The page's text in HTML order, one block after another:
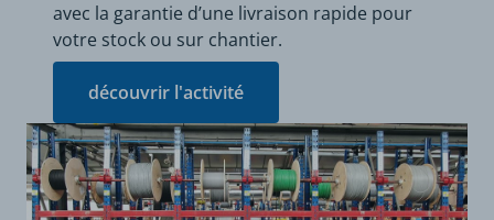
avec la garantie d’une livraison rapide pour
votre stock ou sur chantier.
découvrir l'activité